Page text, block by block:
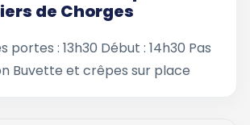
de Chorges
portes : 13h30 Début : 14h30 Pas
Buvette et crêpes sur place